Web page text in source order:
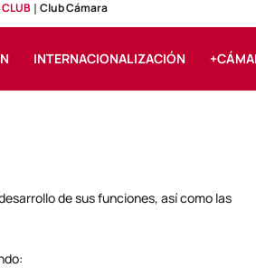
Club Cámara
INTERNACIONALIZACIÓN
de sus funciones, así como las